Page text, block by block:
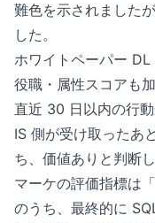
難色を示されました
した。
ホワイトペーパー DL
役職・属性スコアも加
直近 30 日以内の行
IS 側が受け取ったあ
ち、価値ありと判断
マーケの評価指標は
のうち、最終的に